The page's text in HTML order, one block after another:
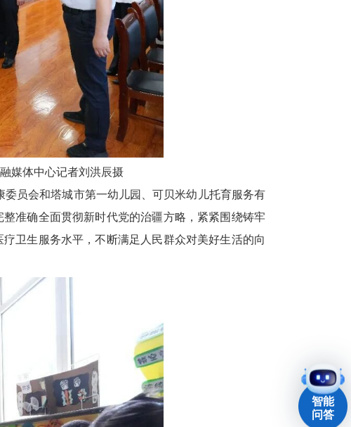
媒体中心记者刘洪辰摄
员会和塔城市第一幼儿园、可贝米幼儿托育服务有
准确全面贯彻新时代党的治疆方略，紧紧围绕铸牢
卫生服务水平，不断满足人民群众对美好生活的向
智能
问答